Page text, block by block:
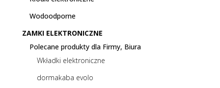
Wodoodporne
ZAMKI ELEKTRONICZNE
Polecane produkty dla Firmy, Biura
Wkładki elektroniczne
dormakaba evolo